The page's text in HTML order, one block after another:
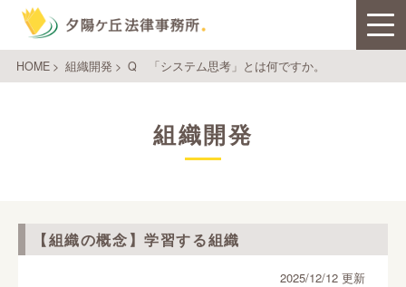
HOME> 組織開発 > Q 「システム思考」とは何ですか。
組織開発
【組織の概念】学習する組織
2025/12/12 更新